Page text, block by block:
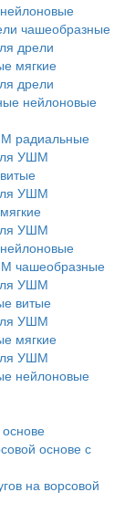
чашеобразные
дрели
мягкие
дрели
нейлоновые
радиальные
УШМ
УШМ
УШМ
чашеобразные
УШМ
витые
УШМ
мягкие
УШМ
нейлоновые
основе с
на ворсовой